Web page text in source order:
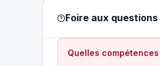
Foire aux
Quelles